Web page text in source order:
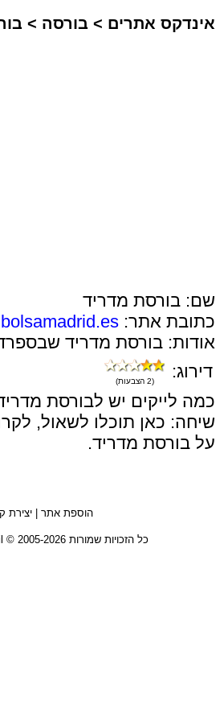
אינדקס אתרים > בורסה >
שם: בורסת מדריד
כתובת אתר:
אודות: בורסת מדריד
דירוג:
(2 הצבעות)
כמה לייקים יש לבורסת
שיחה: כאן תוכלו לשאול,
על בורסת מדריד.
הוספת אתר | יצירת
כל הזכויות שמורות 2005-2026 © www.kartiv.co.il